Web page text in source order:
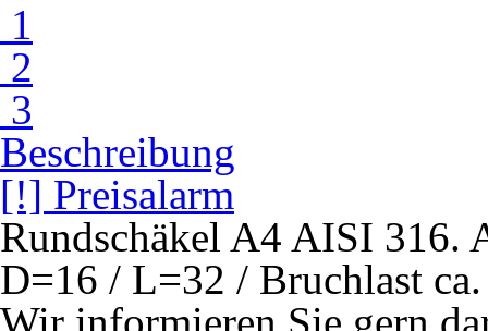
1
2
3
Beschreibung
[!] Preisalarm
Rundschäkel A4 AISI 316.
D=16 / L=32 / Bruchlast